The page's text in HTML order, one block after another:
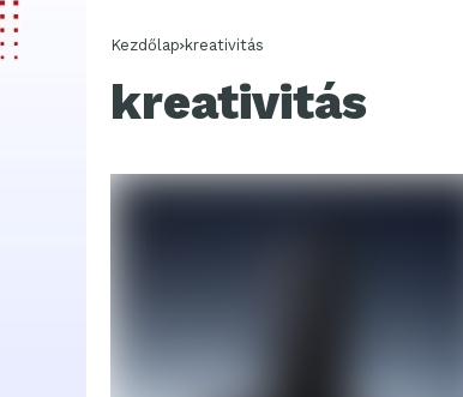
Kezdőlap kreativitás
kreativitás